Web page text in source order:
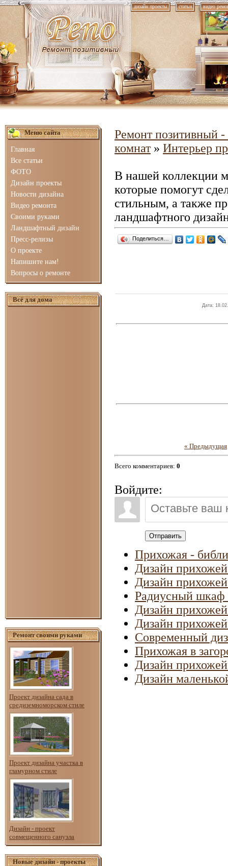
дизайн проекты статьи видео
Меню сайта
Главная
Все статьи
ФОТО
Дизайн проекты
Новости дизайна
Видео ремонта
Своими руками
Ландшафтный дизайн
Пресс-релизы
О проекте
Напишите нам!
Вопросы о ремонте
Всё для дома
Ремонт своими руками
Проект дизайна сада в
средиземноморском стиле
Проект дизайна участка в
гламурном стиле
Дизайн - проект
совмещенного санузла
Новые дизайн - проекты
Ремонт позитивный -
комнат» Интерьер
В нашей коллекции
которые помогут
стильным, а также
ландшафтного
Поделиться…
Дата:
« Предыдущая
Всего комментариев: 0
Войдите:
Отправить
Прихожая -
Дизайн
Дизайн
Радиусный шкаф
Дизайн
Дизайн
Современный
Прихожая в
Дизайн
Дизайн